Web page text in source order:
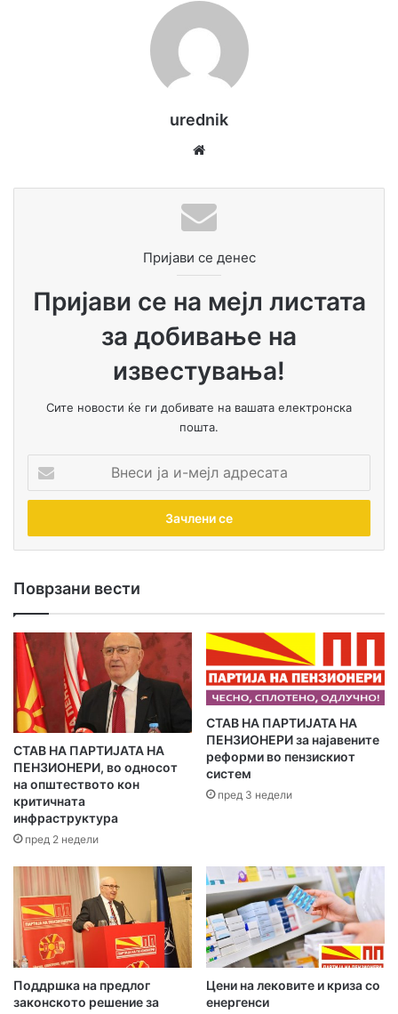
urednik
te
Пријави се денес
Пријави се на мејл листата
за добивање на
известувања!
Сите новости ќе ги добивате на вашата електронска
пошта.
е
и
и
-
м
е
ј
л
а
д
р
е
с
а
т
а
Поврзани вести
СТАВ НА ПАРТИЈАТА НА
ПЕНЗИОНЕРИ, во односот
на општеството кон
критичната
инфраструктура
пред 2 недели
​СТАВ НА ПАРТИЈАТА НА
ПЕНЗИОНЕРИ за најавените
реформи во пензискиот
систем
пред 3 недели
Поддршка на предлог
законското решение за
Цени на лековите и криза со
енергенси